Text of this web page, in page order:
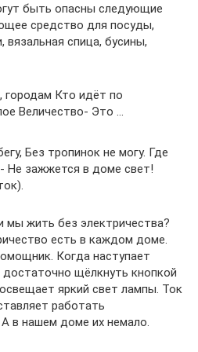
быть опасны следующие
средство для посуды,
вязальная спица, бусины,
городам Кто идёт по
Величество- Это …
Без тропинок не могу. Где
Не зажжется в доме свет!
жить без электричества?
есть в каждом доме.
Когда наступает
щёлкнуть кнопкой
яркий свет лампы. Ток
работать
в нашем доме их немало.